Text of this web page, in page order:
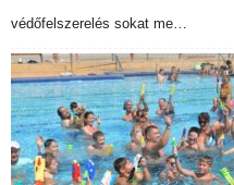
védőfelszerelés sokat me…